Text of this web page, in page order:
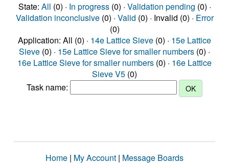
State: All (0) · In progress(0) · Validation pending (0) ·
Validation inconclusive(0) · Valid (0) · Invalid (0) · Error
(0)
Application: All (0) · 14e Lattice Sieve (0) · 15e Lattice
Sieve (0) · 15e Lattice Sieve for smaller numbers (0) ·
16e Lattice Sieve for smaller numbers (0) · 16e Lattice
Sieve V5 (0)
Task name:
Home | My Account | Message Boards